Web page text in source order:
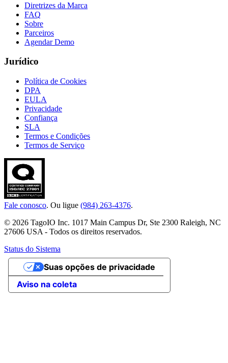
Diretrizes da Marca
FAQ
Sobre
Parceiros
Agendar Demo
Jurídico
Política de Cookies
DPA
EULA
Privacidade
Confiança
SLA
Termos e Condições
Termos de Serviço
Fale conosco. Ou ligue (984) 263-4376.
© 2026 TagoIO Inc. 1017 Main Campus Dr, Ste 2300 Raleigh, NC
27606 USA - Todos os direitos reservados.
Status do Sistema
Aviso na coleta
Suas opções de privacidade